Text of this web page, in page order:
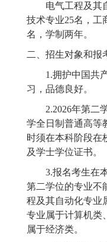
电气工程及其
技术专业25名，工
名，学制两年。
二、招生对象和报
1.拥护中国共
习，品德良好。
2.2026年第二
学全日制普通高等
时须在本科阶段在
及学士学位证书。
3.报名考生在
第二学位的专业不
程及其自动化专业
专业属于计算机类
属于经济类。